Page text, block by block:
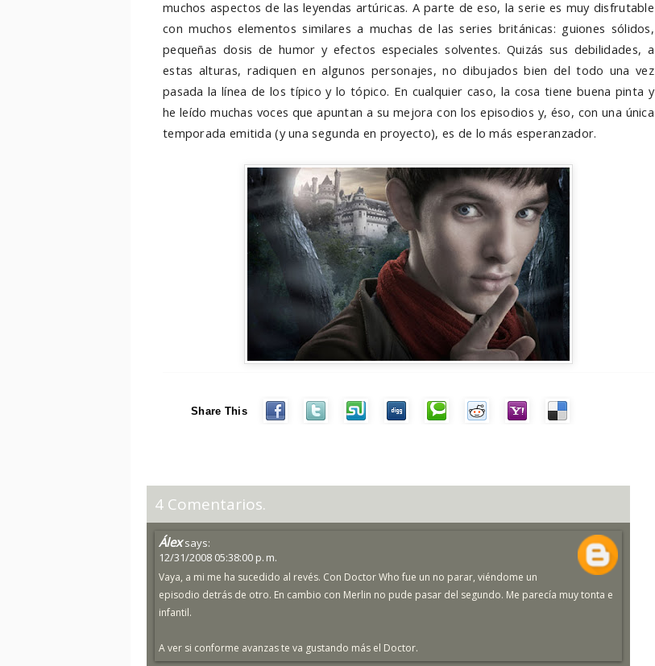
muchos aspectos de las leyendas artúricas. A parte de eso, la serie es muy disfrutable
con muchos elementos similares a muchas de las series británicas: guiones sólidos,
pequeñas dosis de humor y efectos especiales solventes. Quizás sus debilidades, a
estas alturas, radiquen en algunos personajes, no dibujados bien del todo una vez
pasada la línea de los típico y lo tópico. En cualquier caso, la cosa tiene buena pinta y
he leído muchas voces que apuntan a su mejora con los episodios y, éso, con una única
temporada emitida (y una segunda en proyecto), es de lo más esperanzador.
Share This
4 Comentarios.
Álex says:
12/31/2008 05:38:00 p. m.
Vaya, a mi me ha sucedido al revés. Con Doctor Who fue un no parar, viéndome un
episodio detrás de otro. En cambio con Merlin no pude pasar del segundo. Me parecía muy tonta e
infantil.
A ver si conforme avanzas te va gustando más el Doctor.